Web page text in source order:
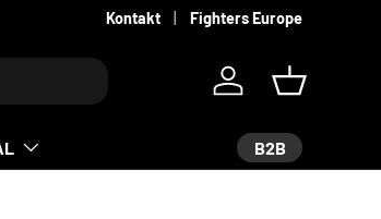
Kontakt Fighters Europe
Log in Košík
B2B